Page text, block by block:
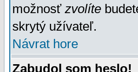
možnosť zvolíte
skrytý užívateľ.
Návrat hore
Zabudol som heslo!